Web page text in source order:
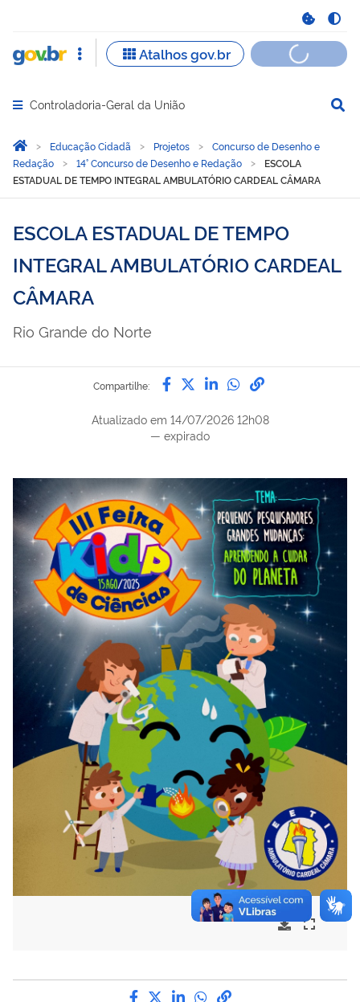
Abrir menu principal de navegação
Controladoria-Geral da União
Você está aqui:
Página Inicial
Educação Cidadã Projetos
Concurso de Desenho e
Redação
14° Concurso de Desenho e Redação
ESCOLA
ESTADUAL DE TEMPO INTEGRAL AMBULATÓRIO CARDEAL CÂMARA
ESCOLA ESTADUAL DE TEMPO
INTEGRAL AMBULATÓRIO CARDEAL
CÂMARA
Rio Grande do Norte
Compartilhe: Compartilhe por Facebook
Compartilhe por Twitter
Compartilhe por
Compartilhe
link para
Atualizado em 14/07/2026 12h08
— expirado
Compartilhe por Facebook
Compartilhe por Twitter
Compartilhe por
Compartilhe por
link para Copiar